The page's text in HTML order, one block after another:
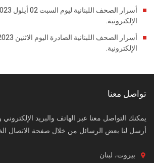
الإلكترونية.
الإلكترونية.
تواصل معنا
يمكنك التواصل معنا عبر الهاتف والبريد الإلكتروني
أرسل لنا بعض الرسائل من خلال صفحة الاتصال
بيروت، لبنان